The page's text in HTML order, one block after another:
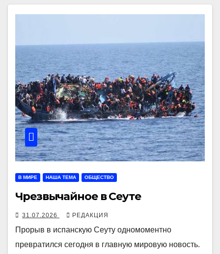
В МИРЕ НАША ТЕМА ОБЩЕСТВО
Чрезвычайное в Сеуте
31.07.2026 РЕДАКЦИЯ
Прорыв в испанскую Сеуту одномоментно
превратился сегодня в главную мировую новость.